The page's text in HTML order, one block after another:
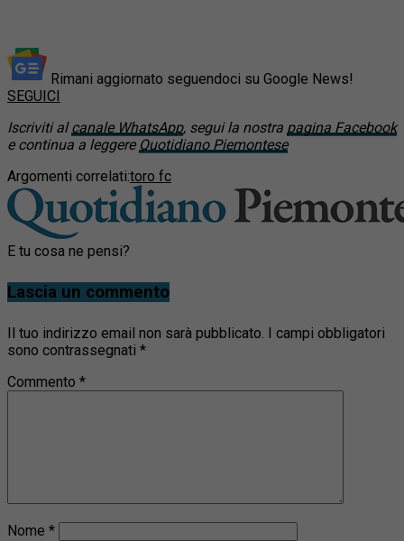
Rimani aggiornato seguendoci su Google News!
SEGUICI
Iscriviti alcanale WhatsApp, segui la nostra pagina Facebook
e continua a leggere Quotidiano Piemontese
Argomenti correlati:toro fc
E tu cosa ne pensi?
Lascia un commento
Il tuo indirizzo email non sarà pubblicato.
I campi obbligatori
sono contrassegnati *
Commento *
Nome *